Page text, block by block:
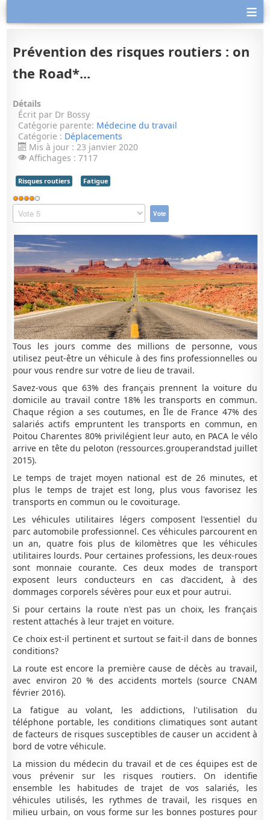
≡
Prévention des risques routiers : on
the Road*...
Détails
Écrit par Dr Bossy
Catégorie parente: Médecine du travail
Catégorie : Déplacements
Mis à jour : 23 janvier 2020
Affichages : 7117
Risques routiers Fatigue
Vote
utilisateur:
Veuillez
voter
Tous les jours comme des millions de personne, vous
utilisez peut-être un véhicule à des fins professionnelles ou
pour vous rendre sur votre de lieu de travail.
Savez-vous que 63% des français prennent la voiture du
domicile au travail contre 18% les transports en commun.
Chaque région a ses coutumes, en Île de France 47% des
salariés actifs empruntent les transports en commun, en
Poitou Charentes 80% privilégient leur auto, en PACA le vélo
arrive en tête du peloton (ressources.grouperandstad juillet
2015).
Le temps de trajet moyen national est de 26 minutes, et
plus le temps de trajet est long, plus vous favorisez les
transports en commun ou le covoiturage.
Les véhicules utilitaires légers composent l'essentiel du
parc automobile professionnel. Ces véhicules parcourent en
un an, quatre fois plus de kilomètres que les véhicules
utilitaires lourds. Pour certaines professions, les deux-roues
sont monnaie courante. Ces deux modes de transport
exposent leurs conducteurs en cas d’accident, à des
dommages corporels sévères pour eux et pour autrui.
Si pour certains la route n'est pas un choix, les français
restent attachés à leur trajet en voiture.
Ce choix est-il pertinent et surtout se fait-il dans de bonnes
conditions?
La route est encore la première cause de décès au travail,
avec environ 20 % des accidents mortels (source CNAM
février 2016).
La fatigue au volant, les addictions, l'utilisation du
téléphone portable, les conditions climatiques sont autant
de facteurs de risques susceptibles de causer un accident à
bord de votre véhicule.
La mission du médecin du travail et de ces équipes est de
vous prévenir sur les risques routiers. On identifie
ensemble les habitudes de trajet de vos salariés, les
véhicules utilisés, les rythmes de travail, les risques en
milieu urbain, on vous forme sur les bonnes postures pour